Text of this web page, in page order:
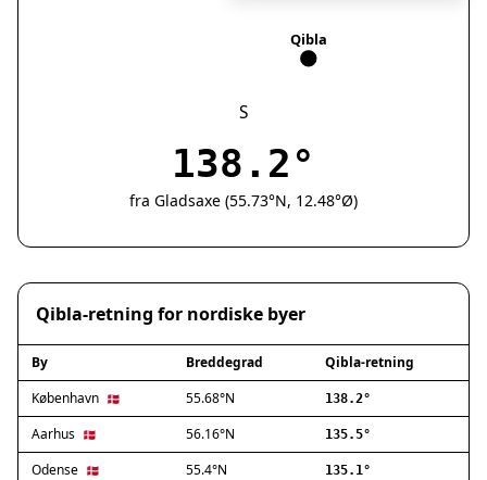
Helsingør
Hørsholm
Næstved
Viborg
Køge
Holstebro
Taastrup
Sønderborg
Holbæk
Svendborg
Hjørring
Frederikshavn
Nørresundby
S
Qibla
138.2°
fra Gladsaxe (55.73°N, 12.48°Ø)
Qibla-retning for nordiske byer
By Breddegrad
Qibla-retning
København 🇩🇰 55.68°N 138.2°
Aarhus 🇩🇰 56.16°N 135.5°
Odense 🇩🇰 55.4°N 135.1°